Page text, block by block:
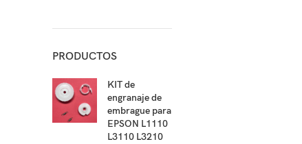
PRODUCTOS
KIT de
engranaje de
embrague para
EPSON L1110
L3110 L3210